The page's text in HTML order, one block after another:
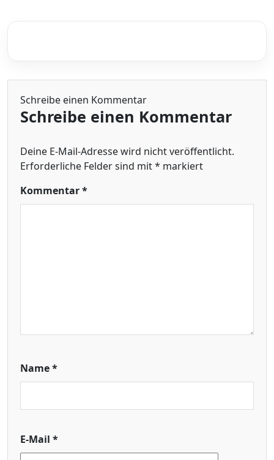
Schreibe einen Kommentar
Schreibe einen Kommentar
Deine E-Mail-Adresse wird nicht veröffentlicht.
Erforderliche Felder sind mit* markiert
Kommentar*
Name*
E-Mail *